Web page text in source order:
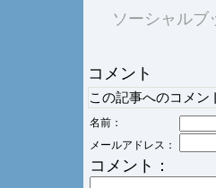
ソーシャルブ
コメント
この記事へのコメン
名前：
メールアドレス：
コメント：